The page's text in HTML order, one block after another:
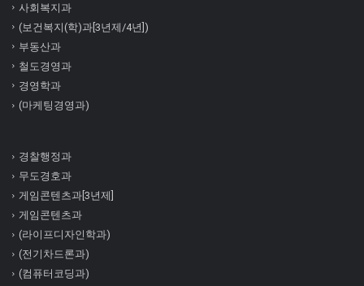
사회복지과
(보건복지(학)과[3년제/4년])
부동산과
철도경영과
경영학과
(마케팅경영과)
경찰행정과
무도경호과
게임콘텐츠과[3년제]
게임콘텐츠과
(라이프디자인학과)
(전기차드론과)
(컴퓨터코딩과)